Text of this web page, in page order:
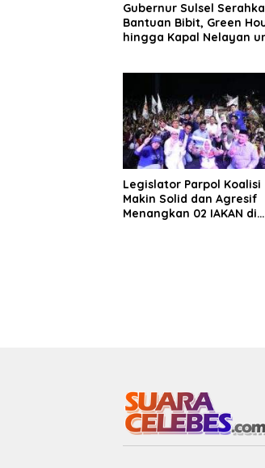
Gubernur Sulsel
Bantuan Bibit, Green
hingga Kapal Nelayan
Legislator Parpol Koalisi
Makin Solid dan Agresif
Menangkan 02 IAKAN di